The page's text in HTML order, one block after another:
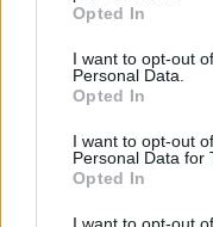
use your data for
consent section.
Opted In
I want to opt-out
Personal Data.
Opted In
I want to opt-out
Personal Data for
Opted In
végeznénk az autón.
dolognak: számos
merülhet fel, ha a
végzik, vagy ha
következményeit. E
bemutassa a
informált döntést